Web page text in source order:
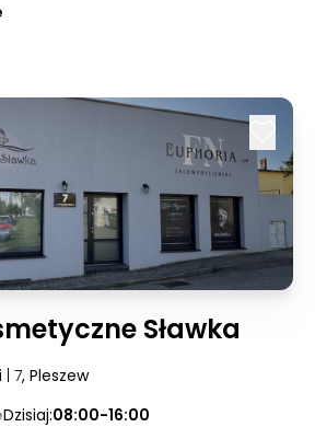
Sławka
| 7, Pleszew
Dzisiaj:08:00-16:00